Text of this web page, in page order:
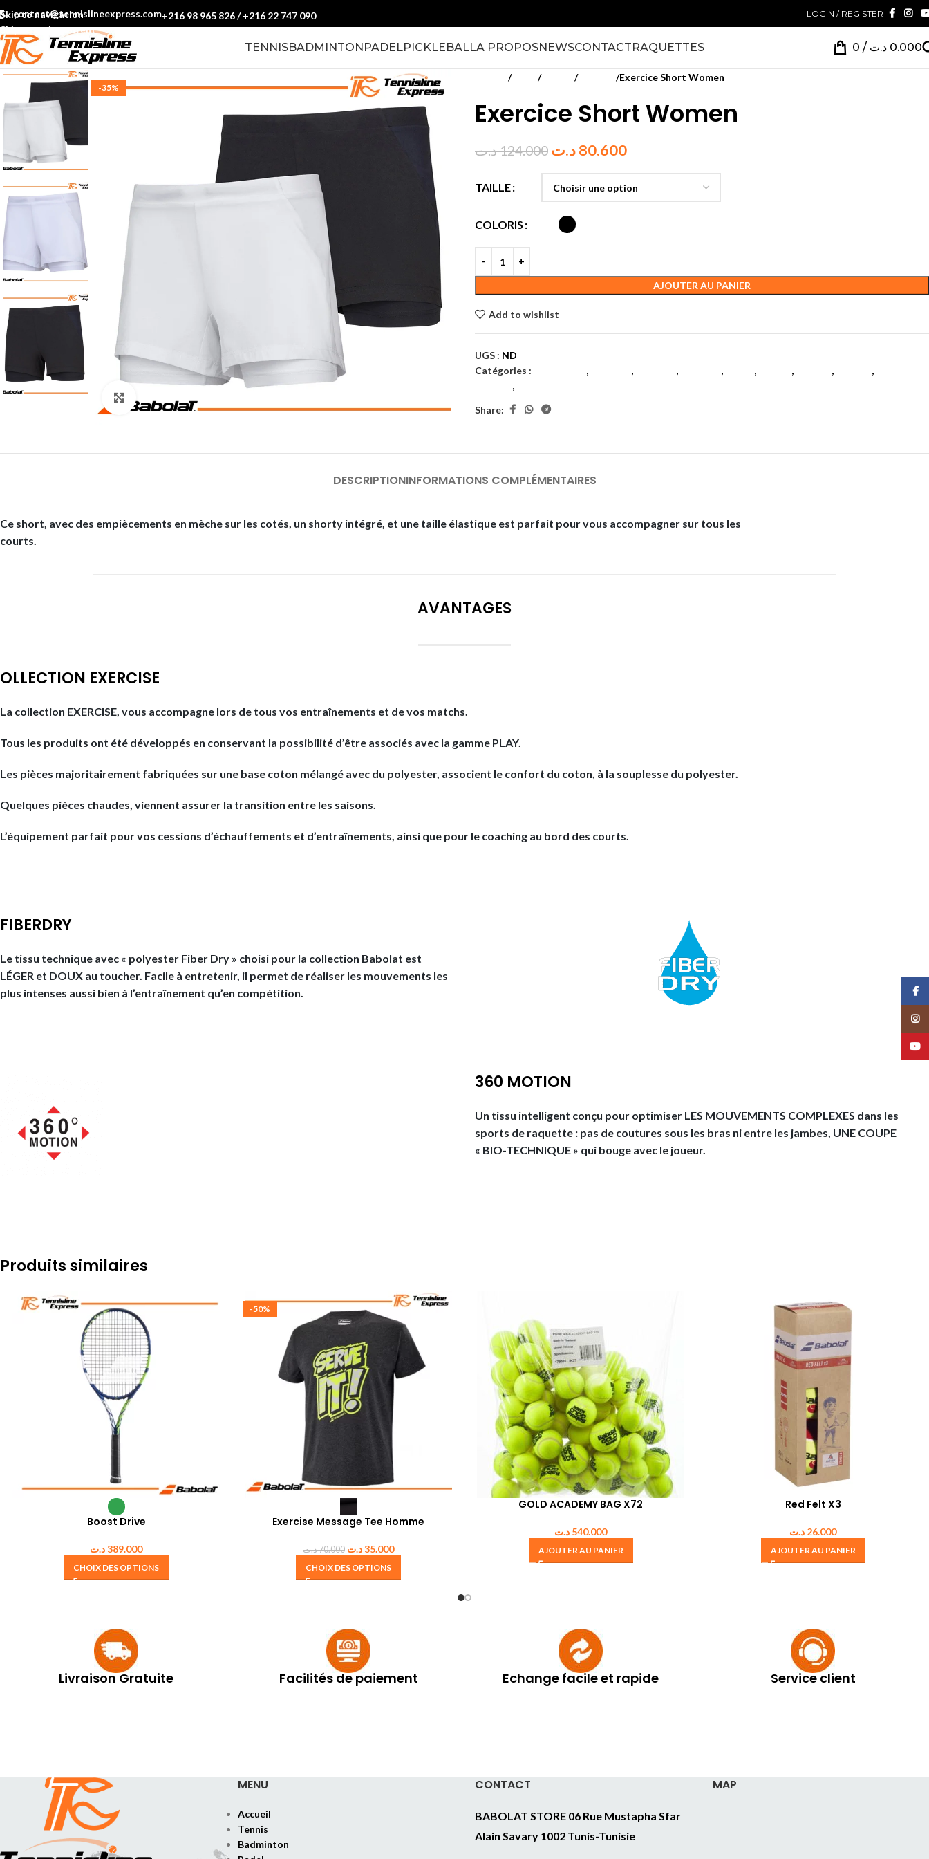
Skip to navigation
Skip to main content
contact@tennislineexpress.com+216 98 965 826/+216 22 747 090 LOGIN / REGISTER
TENNISBADMINTONPADELPICKLEBALLA PROPOSNEWSCONTACTRAQUETTES 0 / 0.000 د.ت
-35%
Padel Textile Femmes Exercice Short Women
Exercice Short Women
124.000د.ت 80.600د.ت
TAILLE
COLORIS
AJOUTER AU PANIER
Add to wishlist
UGS : ND
Catégories :
, , , , , , , ,
,
Share:
DESCRIPTIONINFORMATIONS COMPLÉMENTAIRES
Ce short, avec des empiècements en mèche sur les cotés, un shorty intégré, et une taille élastique est parfait pour vous accompagner sur tous les
courts.
AVANTAGES
OLLECTION EXERCISE
La collection EXERCISE, vous accompagne lors de tous vos entraînements et de vos matchs.
Tous les produits ont été développés en conservant la possibilité d’être associés avec la gamme PLAY.
Les pièces majoritairement fabriquées sur une base coton mélangé avec du polyester, associent le confort du coton, à la souplesse du polyester.
Quelques pièces chaudes, viennent assurer la transition entre les saisons.
L’équipement parfait pour vos cessions d’échauffements et d’entraînements, ainsi que pour le coaching au bord des courts.
FIBERDRY
Le tissu technique avec « polyester Fiber Dry » choisi pour la collection Babolat est
LÉGER et DOUX au toucher. Facile à entretenir, il permet de réaliser les mouvements les
plus intenses aussi bien à l’entraînement qu’en compétition.
360 MOTION
Un tissu intelligent conçu pour optimiser LES MOUVEMENTS COMPLEXES dans les
sports de raquette : pas de coutures sous les bras ni entre les jambes, UNE COUPE
« BIO-TECHNIQUE » qui bouge avec le joueur.
Produits similaires
Boost Drive
389.000د.ت
CHOIX DES OPTIONS
-50%
Exercise Message Tee Homme
70.000د.ت 35.000د.ت
CHOIX DES OPTIONS
GOLD ACADEMY BAG X72
540.000 د.ت
AJOUTER AU PANIER
Red Felt X3
26.000 د.ت
AJOUTER AU PANIER
Livraison Gratuite Facilités de paiement Echange facile et rapide Service client
MENU
Accueil
Tennis
Badminton
CONTACT
BABOLAT STORE 06 Rue Mustapha Sfar
Alain Savary 1002 Tunis-Tunisie
MAP